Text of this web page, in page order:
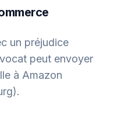
un préjudice
peut envoyer
à Amazon